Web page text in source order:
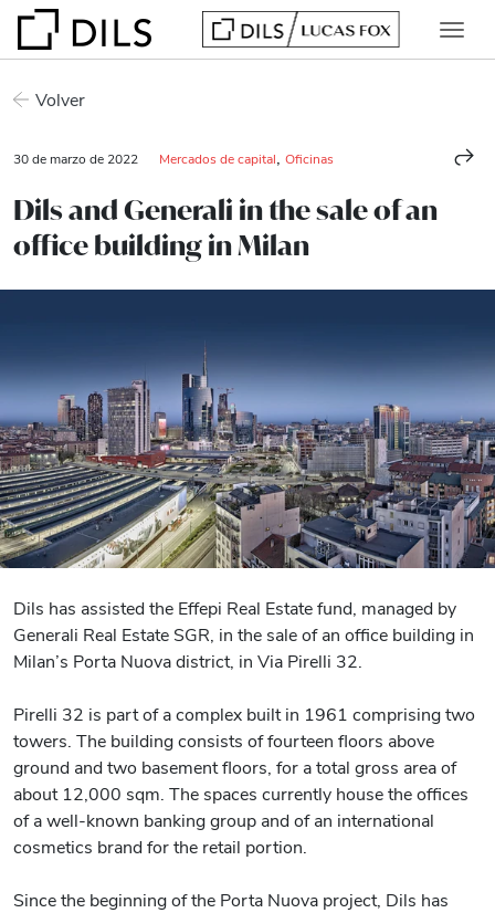
Volver
30 de marzo de 2022 Mercados de capital Oficinas
Dils and Generali in the sale of an
office building in Milan
Dils has assisted the Effepi Real Estate fund, managed by
Generali Real Estate SGR, in the sale of an office building in
Milan’s Porta Nuova district, in Via Pirelli 32.
Pirelli 32 is part of a complex built in 1961 comprising two
towers. The building consists of fourteen floors above
ground and two basement floors, for a total gross area of
about 12,000 sqm. The spaces currently house the offices
of a well-known banking group and of an international
cosmetics brand for the retail portion.
Since the beginning of the Porta Nuova project, Dils has